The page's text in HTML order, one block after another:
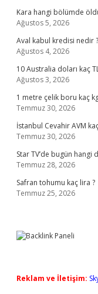
Kara hangi bölümde
Ağustos 5, 2026
Aval kabul kredisi nedir ?
Ağustos 4, 2026
10 Australia doları kaç
Ağustos 3, 2026
1 metre çelik boru kaç
Temmuz 30, 2026
İstanbul Cevahir AVM
Temmuz 30, 2026
Star TV’de bugün hangi
Temmuz 28, 2026
Safran tohumu kaç lira ?
Temmuz 25, 2026
Reklam ve İletişim: